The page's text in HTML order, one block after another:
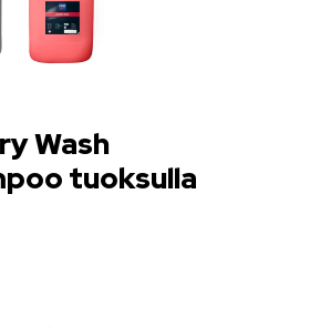
Wash
tuoksulla